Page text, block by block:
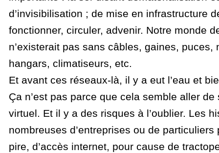
d’invisibilisation ; de mise en infrastructure
fonctionner, circuler, advenir. Notre monde
n’existerait pas sans câbles, gaines, puces,
hangars, climatiseurs, etc.
Et avant ces réseaux-là, il y a eut l’eau et
Ça n’est pas parce que cela semble aller de
virtuel. Et il y a des risques à l’oublier. Les
nombreuses d’entreprises ou de particuliers
pire, d’accès internet, pour cause de